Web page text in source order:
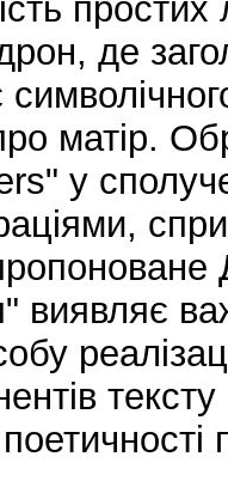
простих
де
матір.
у
виявляє